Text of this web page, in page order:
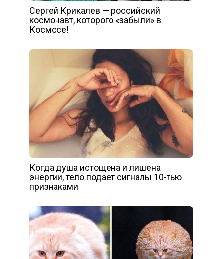
Сергей Крикалев — российский
космонавт, которого «забыли» в
Космосе!
Когда душа истощена и лишена
энергии, тело подает сигналы 10-тью
признаками